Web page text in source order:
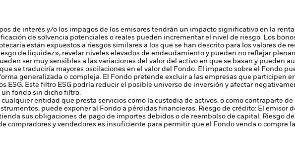
de interés y/o los impagos de los emisores tendrán un impacto significativo en la
de solvencia potenciales o reales pueden incrementar el nivel de riesgo. Los
están expuestos a riesgos similares a los que se han descrito para los valores de
de liquidez», revelar niveles elevados de endeudamiento y pueden no reflejar
ser muy sensibles a las variaciones del valor del activo en que se basan y pueden
se traduciría mayores oscilaciones en el valor del Fondo. El impacto sobre el Fondo
generalizada o compleja. El Fondo pretende excluir a las empresas que participen
ESG. Este filtro ESG podría reducir el posible universo de inversión y afectar
un fondo sin dicho filtro.
entidad que presta servicios como la custodia de activos, o como contraparte de
puede exponer al Fondo a pérdidas financieras. Riesgo de crédito: El emisor
sus obligaciones de pago de importes debidos o de reembolso de capital. Riesgo
compradores y vendedores es insuficiente para permitir que el Fondo venda o compre